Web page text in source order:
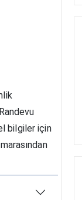
Randevu
bilgiler için